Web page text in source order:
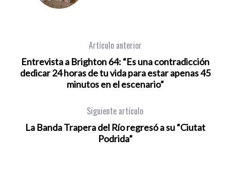
Artículo anterior
Entrevista a Brighton 64: “Es una contradicción
dedicar 24 horas de tu vida para estar apenas 45
minutos en el escenario”
Siguiente artículo
La Banda Trapera del Río regresó a su “Ciutat
Podrida”